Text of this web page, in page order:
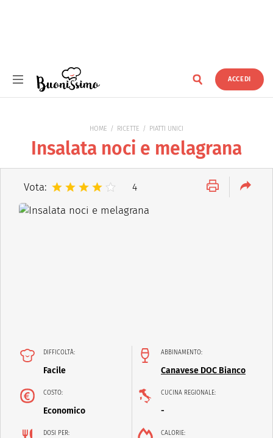
ACCEDI
HOME RICETTE PIATTI UNICI
Insalata noci e melagrana
Vota: 4
DIFFICOLTÀ:
Facile
ABBINAMENTO:
Canavese DOC Bianco
COSTO:
Economico
CUCINA REGIONALE:
-
DOSI PER: CALORIE: